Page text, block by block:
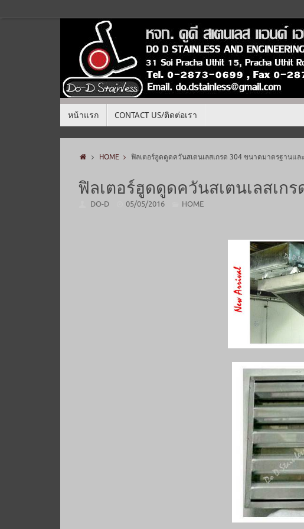
หน้าแรก CONTACT US/ติดต่อเรา
HOME ฟิลเตอร์ฮูดดูดควันสเตนเลสเกรด 304 ขนาดมาตรฐานแล
ฟิลเตอร์ฮูดดูดควันสเตนเลสเก
DO-D 05/05/2016 HOME